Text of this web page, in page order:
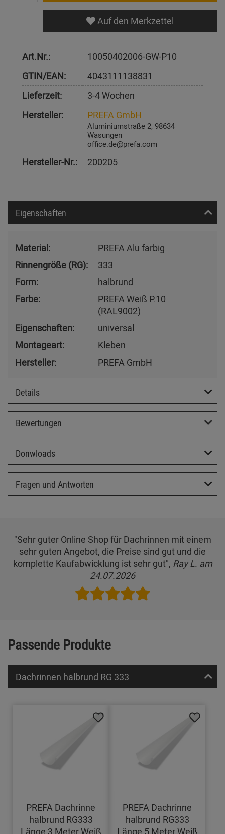
Auf den Merkzettel
Art.Nr.:
10050402006-GW-P10
GTIN/EAN:
4043111138831
Lieferzeit:
3-4 Wochen
Hersteller:
PREFA GmbH
Aluminiumstraße 2, 98634
Wasungen
office.de@prefa.com
Hersteller-Nr.: 200205
Eigenschaften
Material:
PREFA Alu farbig
Rinnengröße (RG):
333
Form:
halbrund
Farbe:
PREFA Weiß P.10
(RAL9002)
Eigenschaften:
universal
Montageart:
Kleben
Hersteller:
PREFA GmbH
Details
Bewertungen
Donwloads
Fragen und Antworten
"Sehr guter Online Shop für Dachrinnen mit einem
sehr guten Angebot, die Preise sind gut und die
komplette Kaufabwicklung ist sehr gut", Ray L. am
24.07.2026
Passende Produkte
Dachrinnen halbrund RG 333
PREFA Dachrinne
halbrund RG333
Länge 3 Meter Weiß
PREFA Dachrinne
halbrund RG333
Länge 5 Meter Weiß